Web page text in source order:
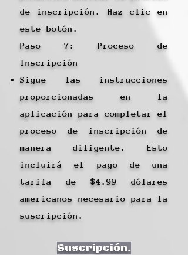
de inscripción. Haz clic en
este botón.
Paso 7: Proceso de
Inscripción
Sigue las instrucciones
proporcionadas en la
aplicación para completar el
proceso de inscripción de
manera diligente. Esto
incluirá el pago de una
tarifa de $4.99 dólares
americanos necesario para la
suscripción.
Suscripción.